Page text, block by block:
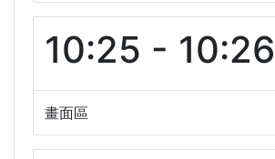
10:25 - 10:26
畫面區